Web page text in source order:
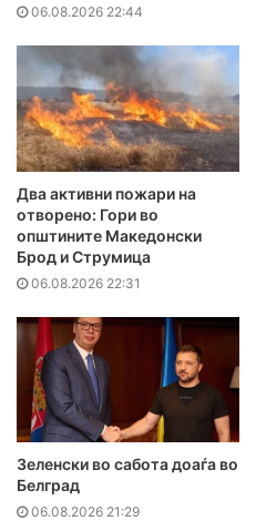
06.08.2026 22:44
Два активни пожари на
отворено: Гори во
општините Македонски
Брод и Струмица
06.08.2026 22:31
Зеленски во сабота доаѓа во
Белград
06.08.2026 21:29